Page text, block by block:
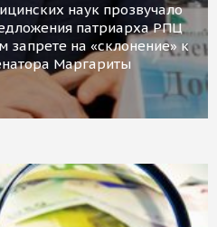
наук прозвучало
патриарха РПЦ
на «склонение» к
Маргариты